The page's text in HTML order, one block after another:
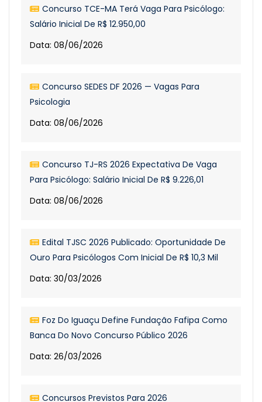
Concurso TCE-MA Terá Vaga Para Psicólogo:
Salário Inicial De R$ 12.950,00
Data: 08/06/2026
Concurso SEDES DF 2026 — Vagas Para
Psicologia
Data: 08/06/2026
Concurso TJ-RS 2026 Expectativa De Vaga
Para Psicólogo: Salário Inicial De R$ 9.226,01
Data: 08/06/2026
Edital TJSC 2026 Publicado: Oportunidade De
Ouro Para Psicólogos Com Inicial De R$ 10,3 Mil
Data: 30/03/2026
Foz Do Iguaçu Define Fundação Fafipa Como
Banca Do Novo Concurso Público 2026
Data: 26/03/2026
Concursos Previstos Para 2026